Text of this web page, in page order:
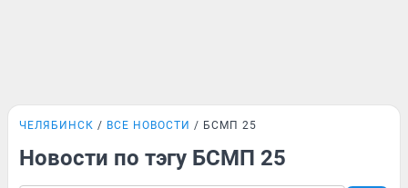
ЧЕЛЯБИНСК ВСЕ НОВОСТИ БСМП 25
Новости по тэгу БСМП 25